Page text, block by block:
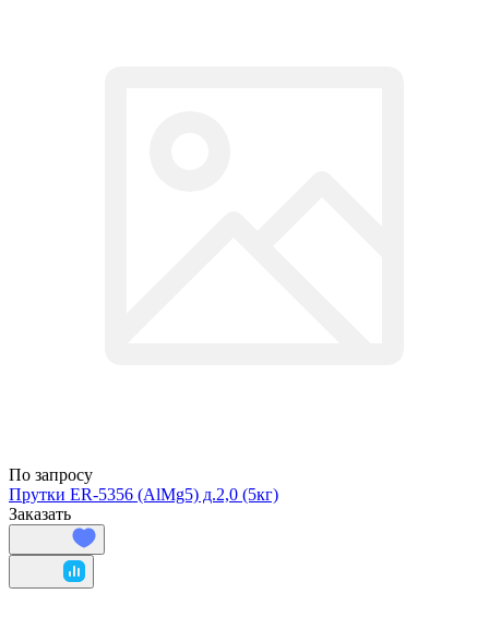
По запросу
Прутки ER-5356 (AlMg5) д.2,0 (5кг)
Заказать